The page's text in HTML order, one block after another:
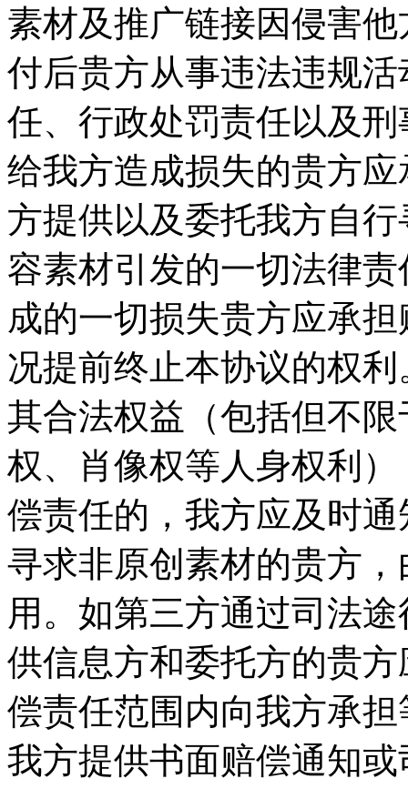
素材及推广链接因侵害
付后贵方从事违法违规
任、行政处罚责任以及
给我方造成损失的贵方
方提供以及委托我方自
容素材引发的一切法律
成的一切损失贵方应承
况提前终止本协议的权
其合法权益（包括但不
权、肖像权等人身权利
偿责任的，我方应及时
寻求非原创素材的贵方
用。如第三方通过司法
供信息方和委托方的贵
偿责任范围内向我方承
我方提供书面赔偿通知